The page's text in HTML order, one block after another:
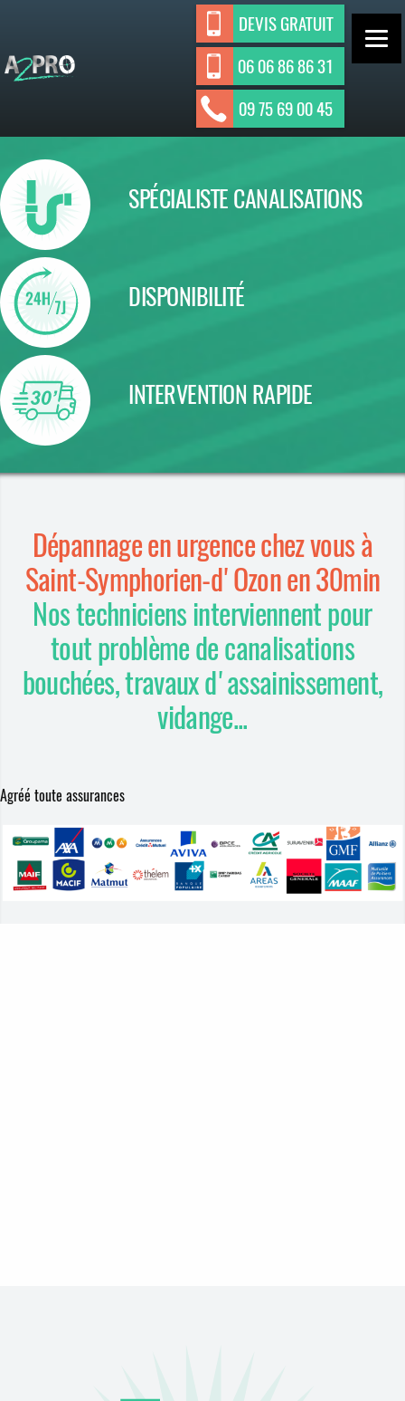
contenu
DEVIS GRATUIT
06 06 86 86 31
09 75 69 00 45
ASSAINISSEMENT INDIVIDUEL ET
COLLECTIF
SPÉCIALISTE CANALISATIONS
DISPONIBILITÉ
INTERVENTION RAPIDE
Dépannage en urgence chez vous à
Saint-Symphorien-d'Ozon en 30min
Nos techniciens interviennent pour
tout problème de canalisations
bouchées, travaux d'assainissement,
vidange...
Agréé toute assurances